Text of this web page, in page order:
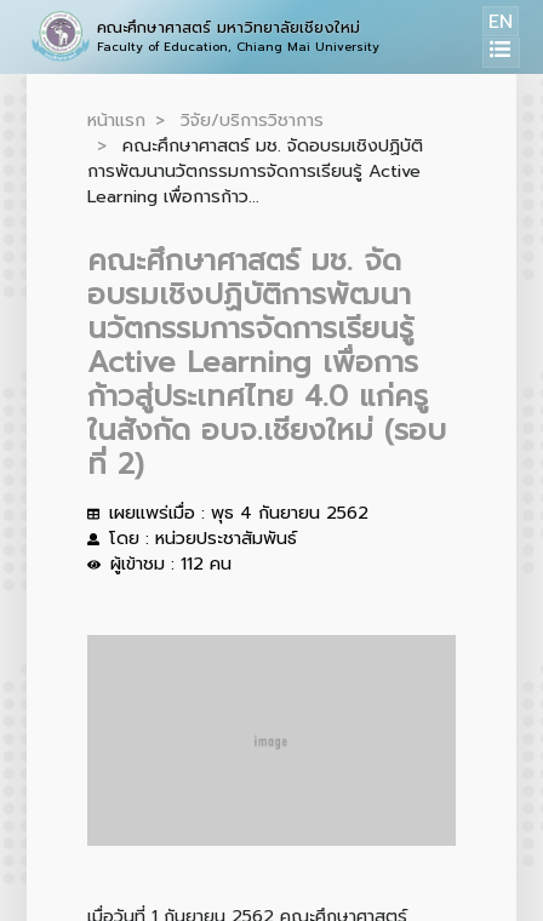
คณะศึกษาศาสตร์ มหาวิทยาลัยเชียงใหม่
Faculty of Education, Chiang Mai University
EN
หน้าแรก
วิจัย/บริการวิชาการ
คณะศึกษาศาสตร์ มช. จัดอบรมเชิงปฏิบัติ
การพัฒนานวัตกรรมการจัดการเรียนรู้ Active
Learning เพื่อการก้าว...
คณะศึกษาศาสตร์ มช. จัด
อบรมเชิงปฏิบัติการพัฒนา
นวัตกรรมการจัดการเรียนรู้
Active Learning เพื่อการ
ก้าวสู่ประเทศไทย 4.0 แก่ครู
ในสังกัด อบจ.เชียงใหม่ (รอบ
ที่ 2)
เผยแพร่เมื่อ : พุธ 4 กันยายน 2562
โดย : หน่วยประชาสัมพันธ์
ผู้เข้าชม : 112 คน